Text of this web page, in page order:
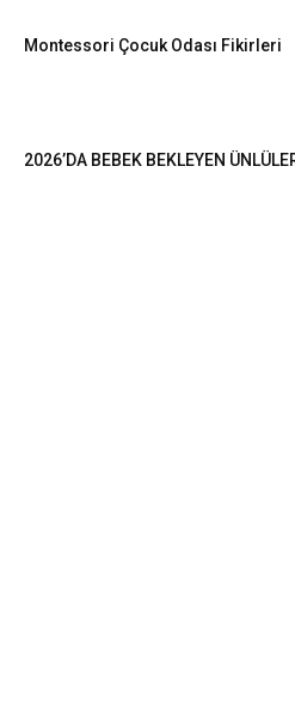
Montessori Çocuk Odası Fikirleri
2026’DA BEBEK BEKLEYEN